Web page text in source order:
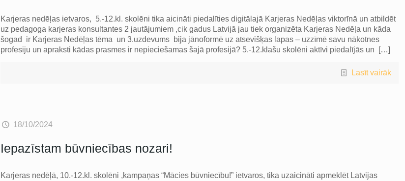
Karjeras nedēļas ietvaros, 5.-12.kl. skolēni tika aicināti piedalīties digitālajā Karjeras Nedēļas viktorīnā un atbildēt
uz pedagoga karjeras konsultantes 2 jautājumiem ,cik gadus Latvijā jau tiek organizēta Karjeras Nedēļa un kāda
šogad ir Karjeras Nedēļas tēma un 3.uzdevums bija jānoformē uz atsevišķas lapas – uzzīmē savu nākotnes
profesiju un apraksti kādas prasmes ir nepieciešamas šajā profesijā? 5.-12.klašu skolēni aktīvi piedalījās un
[…]
Lasīt vairāk
18/10/2024
Iepazīstam būvniecības nozari!
Karjeras nedēļā, 10.-12.kl. skolēni ,kampaņas “Mācies būvniecību!” ietvaros, tika uzaicināti apmeklēt Latvijas